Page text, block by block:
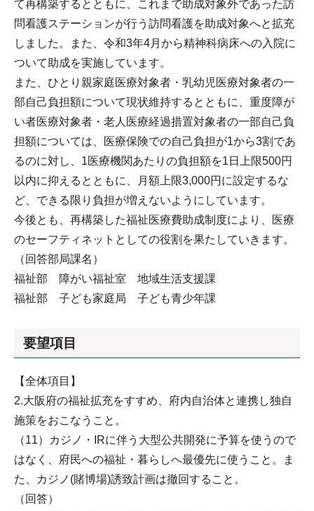
て再構築するとともに、これまで助成対象外であった訪
問看護ステーションが行う訪問看護を助成対象へと拡充
しました。また、令和3年4月から精神科病床への入院に
ついて助成を実施しています。
また、ひとり親家庭医療対象者・乳幼児医療対象者の一
部自己負担額について現状維持するとともに、重度障が
い者医療対象者・老人医療経過措置対象者の一部自己負
担額については、医療保険での自己負担が1から3割であ
るのに対し、1医療機関あたりの負担額を1日上限500円
以内に抑えるとともに、月額上限3,000円に設定するな
ど、できる限り負担が増えないようにしています。
今後とも、再構築した福祉医療費助成制度により、医療
のセーフティネットとしての役割を果たしていきます。
（回答部局課名）
福祉部 障がい福祉室 地域生活支援課
福祉部 子ども家庭局 子ども青少年課
要望項目
【全体項目】
2.大阪府の福祉拡充をすすめ、府内自治体と連携し独自
施策をおこなうこと。
（11）カジノ・IRに伴う大型公共開発に予算を使うので
はなく、府民への福祉・暮らしへ最優先に使うこと。ま
た、カジノ(賭博場)誘致計画は撤回すること。
（回答）